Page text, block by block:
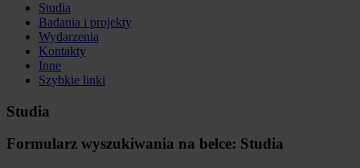
Studia
Badania i projekty
Wydarzenia
Kontakty
Inne
Szybkie linki
Studia
Formularz wyszukiwania na belce: Studia